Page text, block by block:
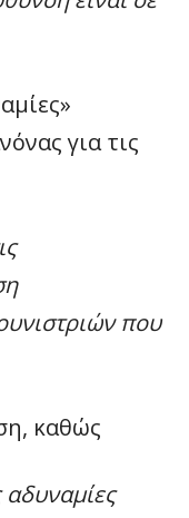
για τις
που
καθώς
αδυναμίες